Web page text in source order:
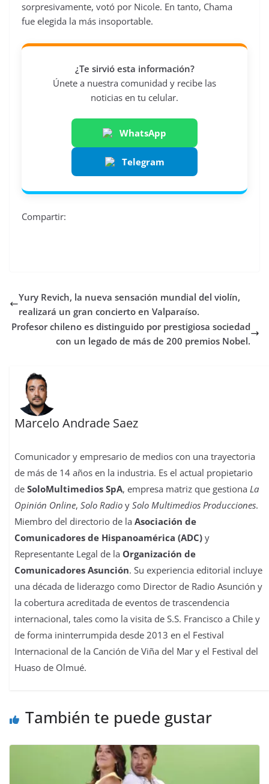
sorpresivamente, votó por Nicole. En tanto, Chama
fue elegida la más insoportable.
¿Te sirvió esta información?
Únete a nuestra comunidad y recibe las
noticias en tu celular.
WhatsApp
Telegram
Compartir:
Yury Revich, la nueva sensación mundial del violín,
realizará un gran concierto en Valparaíso.
Profesor chileno es distinguido por prestigiosa sociedad
con un legado de más de 200 premios Nobel.
Marcelo Andrade Saez
Comunicador y empresario de medios con una trayectoria
de más de 14 años en la industria. Es el actual propietario
deSoloMultimedios SpA, empresa matriz que gestiona La
Opinión Online,Solo Radio ySolo Multimedios Producciones.
Miembro del directorio de laAsociación de
Comunicadores de Hispanoamérica (ADC) y
Representante Legal de la Organización de
Comunicadores Asunción. Su experiencia editorial incluye
una década de liderazgo como Director de Radio Asunción y
la cobertura acreditada de eventos de trascendencia
internacional, tales como la visita de S.S. Francisco a Chile y
de forma ininterrumpida desde 2013 en el Festival
Internacional de la Canción de Viña del Mar y el Festival del
Huaso de Olmué.
También te puede gustar